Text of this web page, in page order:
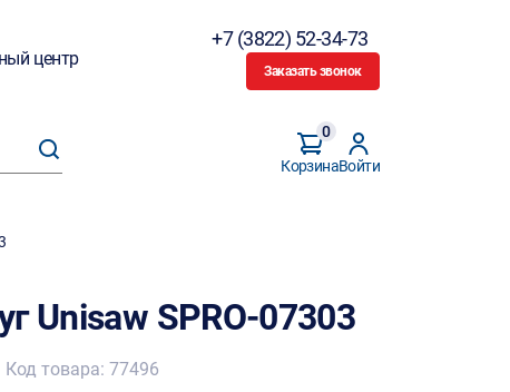
центр
+7 (3822) 52-34-73
Заказать звонок
Корзина
0
Войти
Unisaw SPRO-07303
Код товара: 77496